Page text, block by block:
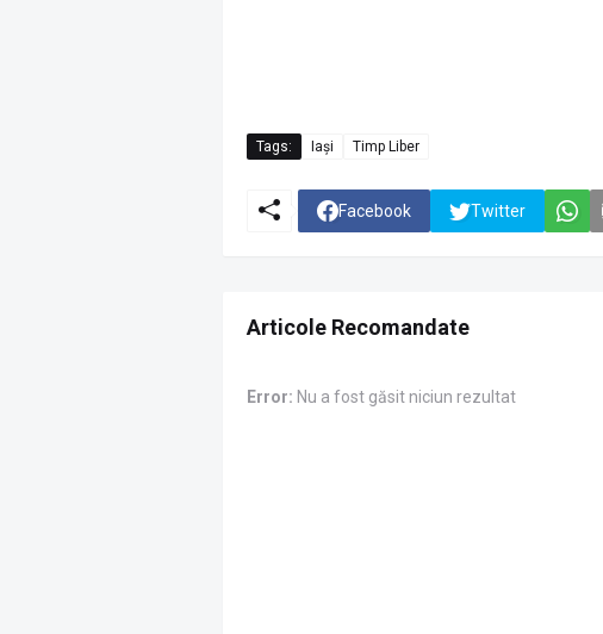
Tags: Iași Timp Liber
Facebook Twitter
Articole Recomandate
Error: Nu a fost găsit niciun rezultat